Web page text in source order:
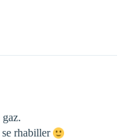
se rhabiller